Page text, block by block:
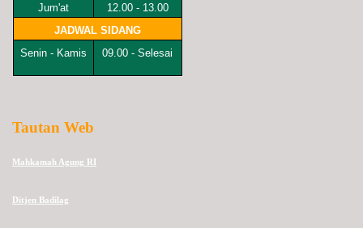
Jum'at
12.00 - 13.00
JADWAL SIDANG
Senin - Kamis
09.00 - Selesai
Tautan Web
Mahkamah Agung RI
Ditjen Badilag